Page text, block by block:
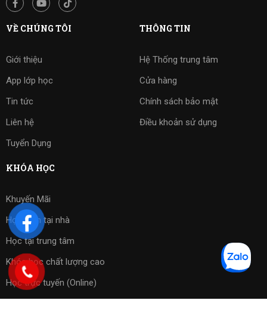
VỀ CHÚNG TÔI
Giới thiệu
App lớp học
Tin tức
Liên hệ
Tuyển Dụng
THÔNG TIN
Hệ Thống trung tâm
Cửa hàng
Chính sách bảo mật
Điều khoản sử dụng
KHÓA HỌC
Khuyến Mãi
Học kèm tại nhà
Học tại trung tâm
Khóa học chất lượng cao
Học trực tuyến (Online)